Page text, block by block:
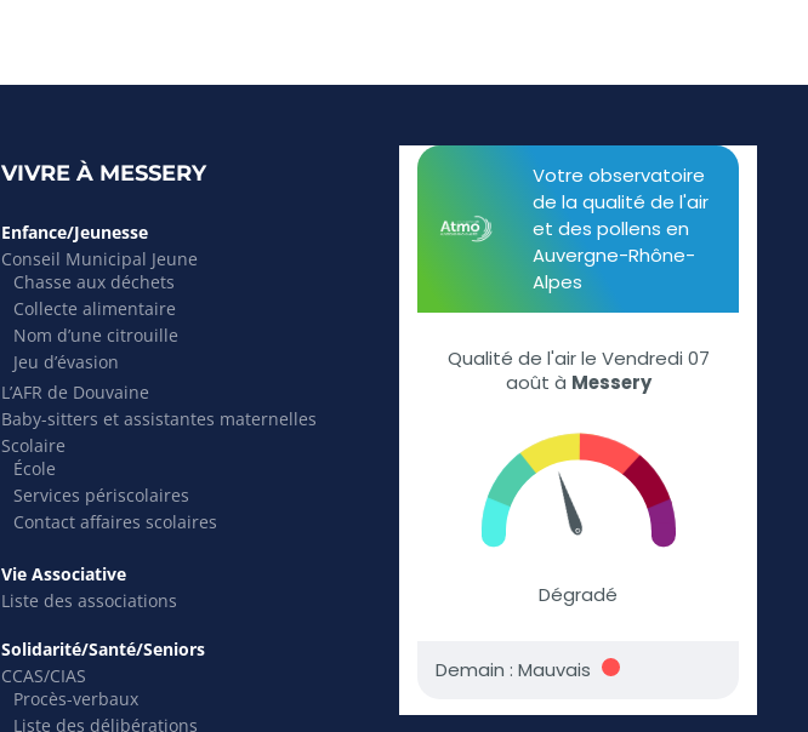
VIVRE À MESSERY
Enfance/Jeunesse
Conseil Municipal Jeune
Chasse aux déchets
Collecte alimentaire
Nom d’une citrouille
Jeu d’évasion
L’AFR de Douvaine
Baby-sitters et assistantes maternelles
Scolaire
École
Services périscolaires
Contact affaires scolaires
Vie Associative
Liste des associations
Solidarité/Santé/Seniors
CCAS/CIAS
Procès-verbaux
Liste des délibérations